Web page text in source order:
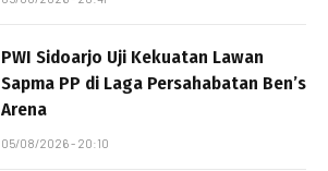
PWI Sidoarjo Uji Kekuatan Lawan
Sapma PP di Laga Persahabatan Ben’s
Arena
05/08/2026 - 20:10